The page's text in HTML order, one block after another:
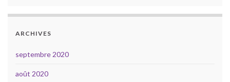
ARCHIVES
septembre 2020
août 2020